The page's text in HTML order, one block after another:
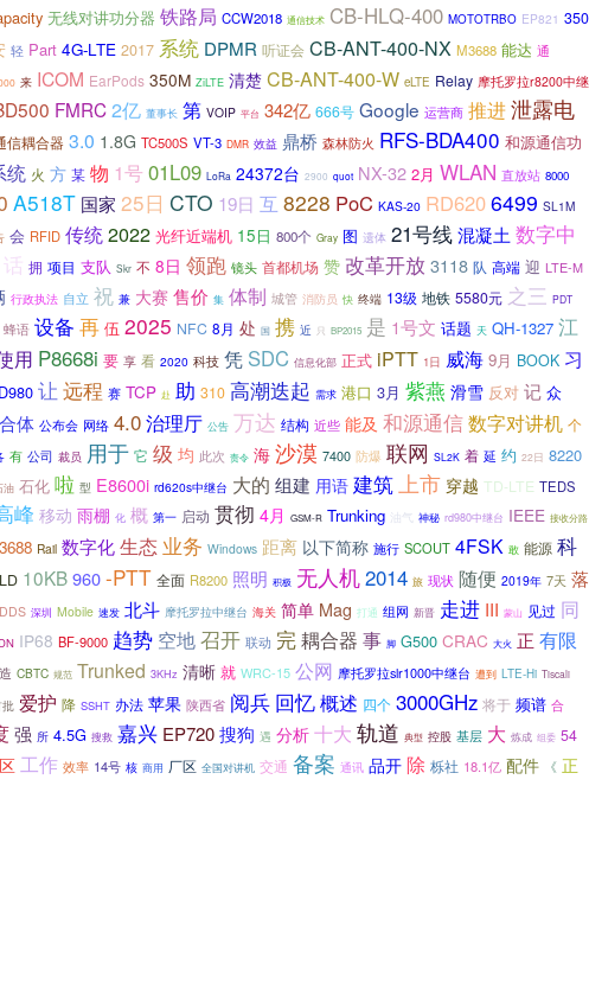
无线对讲功分器 铁路局 CCW2018 通信技术 CB-HLQ-400 MOTOTRBO EP821 350
轻 Part 4G-LTE 2017 系统 DPMR 听证会 CB-ANT-400-NX M3688 能达 通
来 ICOM EarPods 350M ZiLTE 清楚 CB-ANT-400-W eLTE Relay 摩托罗拉r8200中继
FMRC2亿 董事长 第 VOIP 平台 342亿 666号 Google 运营商 推进泄露电
信耦合器 3.0 1.8G TC500S VT-3 DMR 效益 鼎桥 森林防火 RFS-BDA400 和源通信功
统 火 方 某 物 1号 01L09 LoRa 24372台 2900 quot NX-32 2月 WLAN 直放站 8000
A518T 国家 25日 CTO 19日 互 8228 PoC KAS-20 RD6206499 SL1M
会 RFID 传统2022 光纤近端机 15日 800个 Gray 图 遗体 21号线混凝土 数字中
话 拥 项目 支队 Skr 不 8日 领跑 镜头 首都机场 赞 改革开放3118 队 高端 迎 LTE-M
行政执法 自立 祝 兼 大赛 售价 集 体制 城管 消防员 快 终端 13级 地铁 5580元 之三 PDT
蜂语 设备 再 伍 2025 NFC 8月 处 国 携 近 只 BP2015 是 1号文 话题 天 QH-1327 江
用 P8668i 要 享 看 2020 科技 凭 SDC 信息化部 正式 iPTT 1日 威海 9月 BOOK 习
让 远程 赛 TCP 赴 助 310 高潮迭起 需求 港口 3月 紫燕 滑雪 反对 记 众
体 公布会 网络 4.0治理厅 公告 万达 结构 近些 能及 和源通信数字对讲机 个
有 公司 裁员 用于 它 级 均 此次 责令 海 沙漠 7400 防爆 联网 SL2K 着 延 约 22日 8220
油 石化 啦 型 E8600i rd620s中继台 大的 组建 用语建筑上市 穿越 TD-LTE TEDS
峰 移动 雨棚 化 概 第一 启动 贯彻 4月 GSM-R Trunking 油气 神秘 rd980中继台 IEEE 接收分路
Rail 数字化生态 业务 Windows 距离 以下简称 施行 SCOUT 4FSK 敢 能源 科
10KB960-PTT 全面 R8200 照明 积极 无人机2014 旅 现状 随便 2019年 7天 落
深圳 Mobile 速发 北斗 摩托罗拉中继台 海关 简单 Mag 打通 组网 新晋 走进 III 蒙山 见过 同
IP68 BF-9000 趋势 空地召开 联动 完耦合器 事 脚 G500 CRAC 大火 正 有限
CBTC 规范 Trunked 3KHz 清晰 就 WRC-15 公网 摩托罗拉slr1000中继台 遭到 LTE-Hi Tiscali
爱护 降 SSHT 办法 苹果 陕西省 阅兵 回忆概述 四个 3000GHz 将于 频谱 合
强 所 4.5G 搜救 嘉兴 EP720搜狗 遇 分析 十大 轨道 典型 控股 基层 大 炼成 组委 54
工作 效率 14号 核 商用 厂区 全国对讲机 交通 备案 通讯 品开 除 栎社 18.1亿 配件 《 正